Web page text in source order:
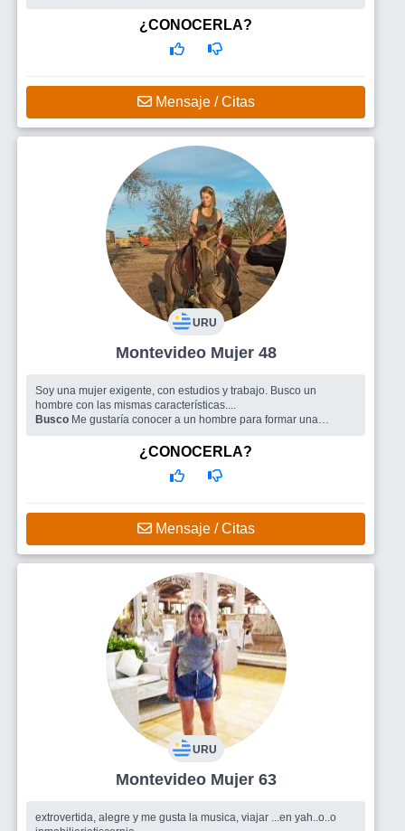
¿CONOCERLA?
Mensaje / Citas
URU
Montevideo Mujer 48
Soy una mujer exigente, con estudios y trabajo. Busco un
hombre con las mismas características....
Busco Me gustaría conocer a un hombre para formar una
¿CONOCERLA?
Mensaje / Citas
URU
Montevideo Mujer 63
extrovertida, alegre y me gusta la musica, viajar ...en yah..o..o